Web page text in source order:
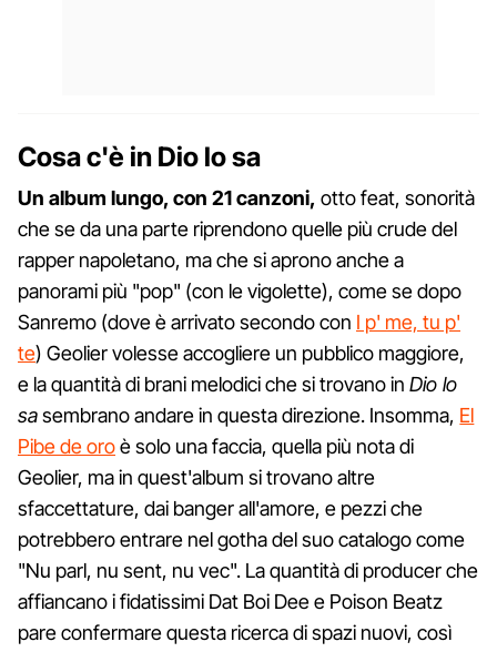
Cosa c'è in Dio lo sa
Un album lungo, con 21 canzoni, otto feat, sonorità
che se da una parte riprendono quelle più crude del
rapper napoletano, ma che si aprono anche a
panorami più "pop" (con le vigolette), come se dopo
Sanremo (dove è arrivato secondo con I p' me, tu p'
te) Geolier volesse accogliere un pubblico maggiore,
e la quantità di brani melodici che si trovano in Dio lo
sasembrano andare in questa direzione. Insomma, El
Pibe de oroè solo una faccia, quella più nota di
Geolier, ma in quest'album si trovano altre
sfaccettature, dai banger all'amore, e pezzi che
potrebbero entrare nel gotha del suo catalogo come
"Nu parl, nu sent, nu vec". La quantità di producer che
affiancano i fidatissimi Dat Boi Dee e Poison Beatz
pare confermare questa ricerca di spazi nuovi, così